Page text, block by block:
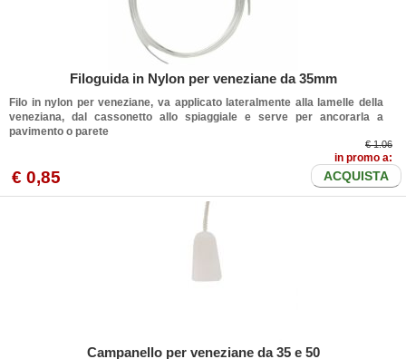
Filoguida in Nylon per veneziane da 35mm
Filo in nylon per veneziane, va applicato lateralmente alla lamelle della
veneziana, dal cassonetto allo spiaggiale e serve per ancorarla a
pavimento o parete
€ 1.06
in promo a:
€ 0,85 ACQUISTA
Campanello per veneziane da 35 e 50